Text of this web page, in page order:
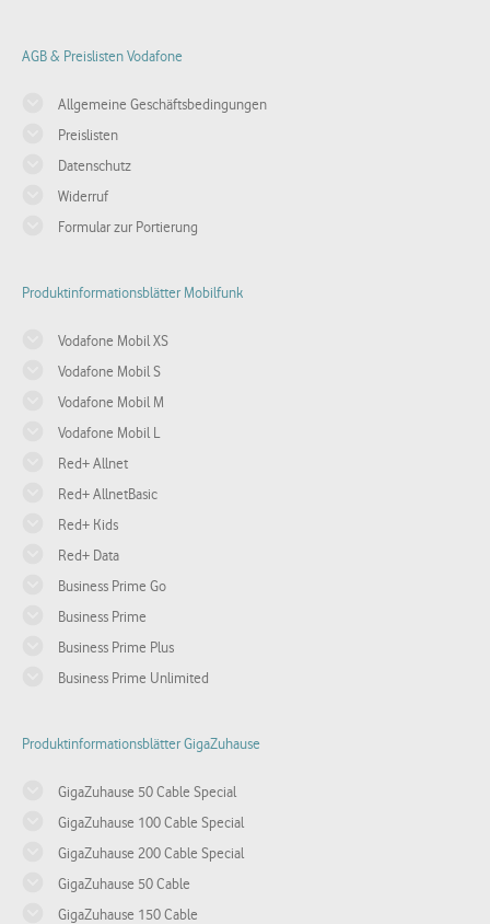
AGB & Preislisten Vodafone
Allgemeine Geschäftsbedingungen
Preislisten
Datenschutz
Widerruf
Formular zur Portierung
Produktinformationsblätter Mobilfunk
Vodafone Mobil XS
Vodafone Mobil S
Vodafone Mobil M
Vodafone Mobil L
Red+ Allnet
Red+ AllnetBasic
Red+ Kids
Red+ Data
Business Prime Go
Business Prime
Business Prime Plus
Business Prime Unlimited
Produktinformationsblätter GigaZuhause
GigaZuhause 50 Cable Special
GigaZuhause 100 Cable Special
GigaZuhause 200 Cable Special
GigaZuhause 50 Cable
GigaZuhause 150 Cable